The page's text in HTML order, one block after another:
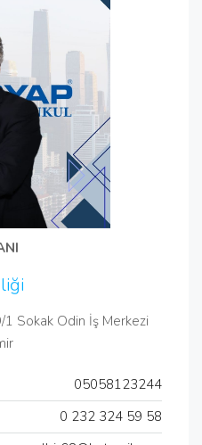
Sokak Odin İş Merkezi
05058123244
0 232 324 59 58